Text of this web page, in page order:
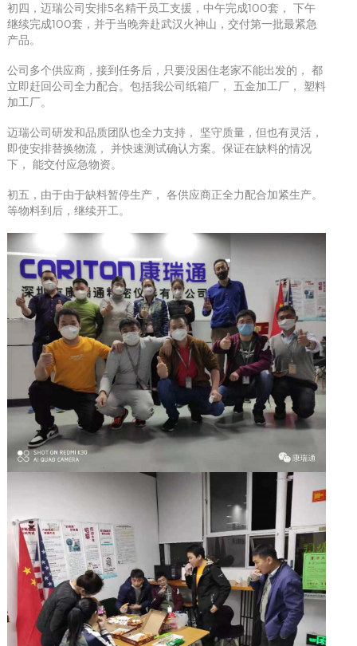
初四，迈瑞公司安排5名精干员工支援，中午完成100套， 下午
继续完成100套，并于当晚奔赴武汉火神山，交付第一批最紧急
产品。
公司多个供应商，接到任务后，只要没困住老家不能出发的， 都
立即赶回公司全力配合。包括我公司纸箱厂， 五金加工厂， 塑料
加工厂。
迈瑞公司研发和品质团队也全力支持， 坚守质量，但也有灵活，
即使安排替换物流， 并快速测试确认方案。保证在缺料的情况
下， 能交付应急物资。
初五，由于由于缺料暂停生产， 各供应商正全力配合加紧生产。
等物料到后，继续开工。